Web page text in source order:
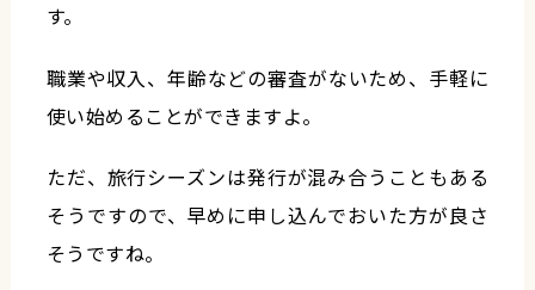
す。
職業や収入、年齢などの審査がないため、手軽に
使い始めることができますよ。
ただ、旅行シーズンは発行が混み合うこともある
そうですので、早めに申し込んでおいた方が良さ
そうですね。